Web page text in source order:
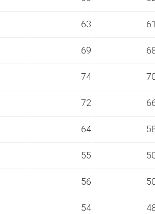
63 61
69
74
72
64
55
56
54